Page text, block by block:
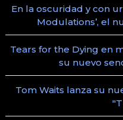
En la oscuridad y con
Modulations’, el
Tears for the Dying en
su nuevo
Tom Waits lanza su